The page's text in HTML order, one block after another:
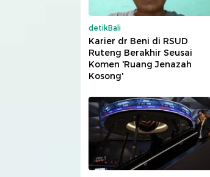
detikBali
Karier dr Beni di RSUD
Ruteng Berakhir Seusai
Komen 'Ruang Jenazah
Kosong'